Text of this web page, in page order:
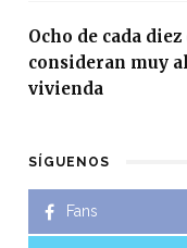
Ocho de cada
consideran muy
vivienda
SÍGUENOS
Fans